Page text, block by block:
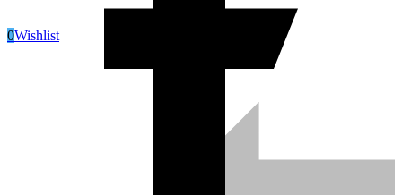
0Wishlist